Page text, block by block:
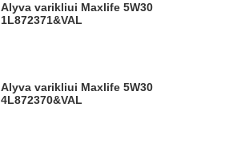
Alyva varikliui Maxlife 5W30
1L872371&VAL
Alyva varikliui Maxlife 5W30
4L872370&VAL